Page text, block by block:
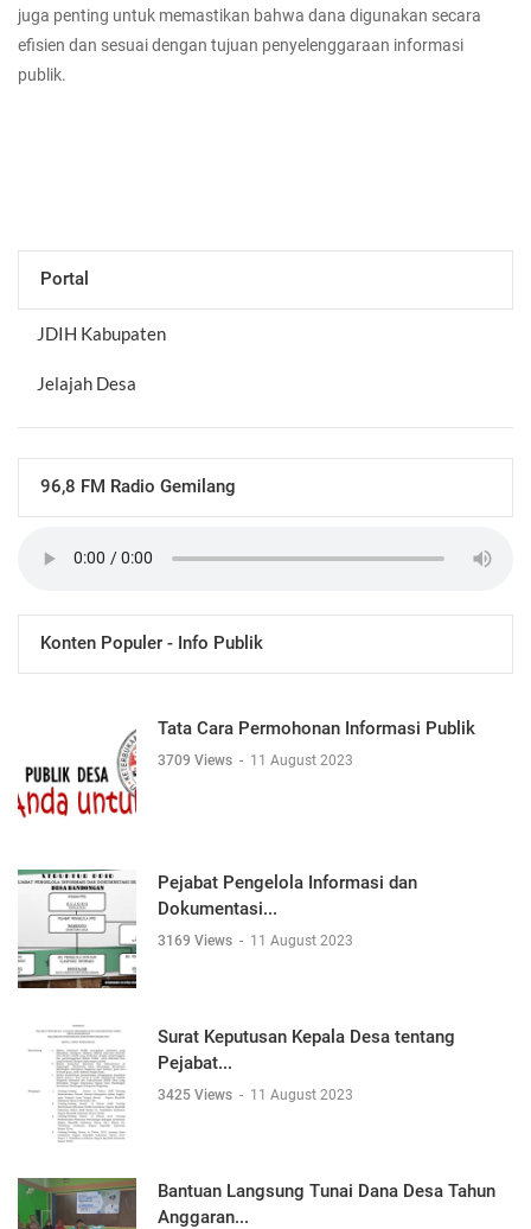
juga penting untuk memastikan bahwa dana digunakan secara
efisien dan sesuai dengan tujuan penyelenggaraan informasi
publik.
Portal
JDIH Kabupaten
Jelajah Desa
96,8 FM Radio Gemilang
Konten Populer - Info Publik
Tata Cara Permohonan Informasi Publik
3709 Views - 11 August 2023
Pejabat Pengelola Informasi dan
Dokumentasi...
3169 Views - 11 August 2023
Surat Keputusan Kepala Desa tentang
Pejabat...
3425 Views - 11 August 2023
Bantuan Langsung Tunai Dana Desa Tahun
Anggaran...